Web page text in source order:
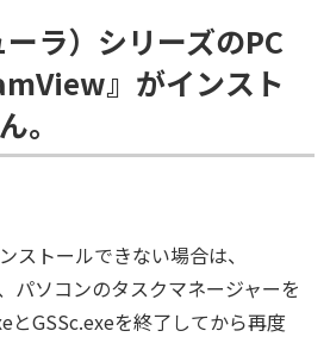
ラ）シリーズのPC
』がインスト
。
ストールできない場合は、
パソコンのタスクマネージャーを
とGSSc.exeを終了してから再度